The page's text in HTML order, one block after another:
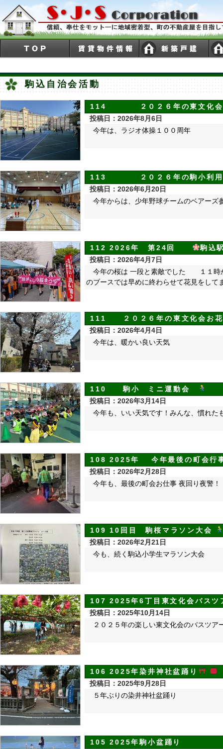
駒込自治会活動
114 ２０２６年の東文化会
投稿日：2026年8月6日
今年は、ラジオ体操１００周年
113 ２０２６年の駒小利用
投稿日：2026年6月20日
今年からは、少年野球チームのベアーズ
112 2026年 第24回
駒込
投稿日：2026年4月7日
今年の桜は 一段と素敵でした １１時
のブースでは早めに終わらせて花見をして
111 ２０２６年の東文化会お花
投稿日：2026年4月4日
今年は、暖かい良い天気
110 駒小 ミニ運動会
投稿日：2026年3月14日
今年も、いい天気です！みんな、慣れた
108 2025年 今年最後の町会行
投稿日：2026年2月28日
今年も、最後の町会お仕事 夜回り夜警！
109 10回目 駒桜マラソン大会
投稿日：2026年2月21日
今も、続く駒込小学生マラソン大会
107 2025年6丁目東文化会バスツ
投稿日：2025年10月14日
２０２５年の楽しい東文化会のバスツ
106 2025年染井神社盆踊り
投稿日：2025年9月28日
５年ぶりの染井神社盆踊り
105 2025年駒小盆踊り